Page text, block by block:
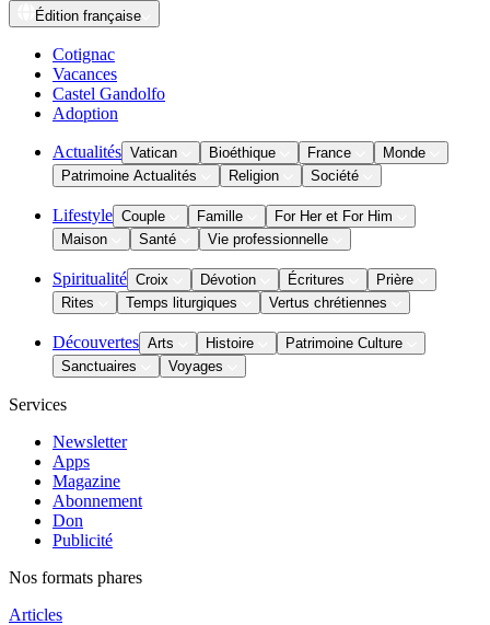
Édition française
Cotignac
Vacances
Castel Gandolfo
Adoption
Actualités Vatican Bioéthique France
Monde
Patrimoine Actualités
Religion Société
Lifestyle Couple Famille
For Her et For Him
Maison
Santé Vie professionnelle
Spiritualité Croix Dévotion Écritures
Prière
Rites
Temps liturgiques Vertus chrétiennes
Découvertes Arts Histoire
Patrimoine Culture
Sanctuaires
Voyages
Services
Newsletter
Apps
Magazine
Abonnement
Don
Publicité
Nos formats phares
Articles